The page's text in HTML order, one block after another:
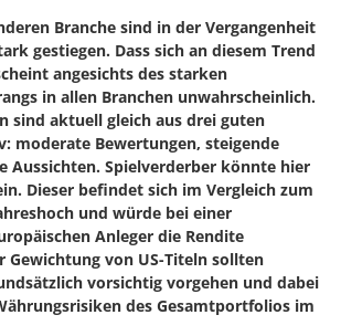
Branche sind in der Vergangenheit
gestiegen. Dass sich an diesem Trend
angesichts des starken
in allen Branchen unwahrscheinlich.
sind aktuell gleich aus drei guten
moderate Bewertungen, steigende
Aussichten. Spielverderber könnte hier
Dieser befindet sich im Vergleich zum
und würde bei einer
Anleger die Rendite
Gewichtung von US-Titeln sollten
vorsichtig vorgehen und dabei
des Gesamtportfolios im